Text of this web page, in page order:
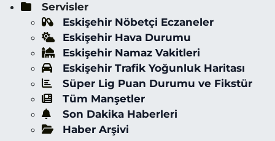
Servisler
Eskişehir Nöbetçi Eczaneler
Eskişehir Hava Durumu
Eskişehir Namaz Vakitleri
Eskişehir Trafik Yoğunluk Haritası
Süper Lig Puan Durumu ve Fikstür
Tüm Manşetler
Son Dakika Haberleri
Haber Arşivi